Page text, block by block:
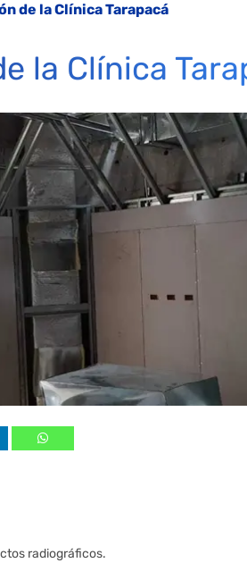
de la Clínica Tarapacá
la Clínica
radiográficos.